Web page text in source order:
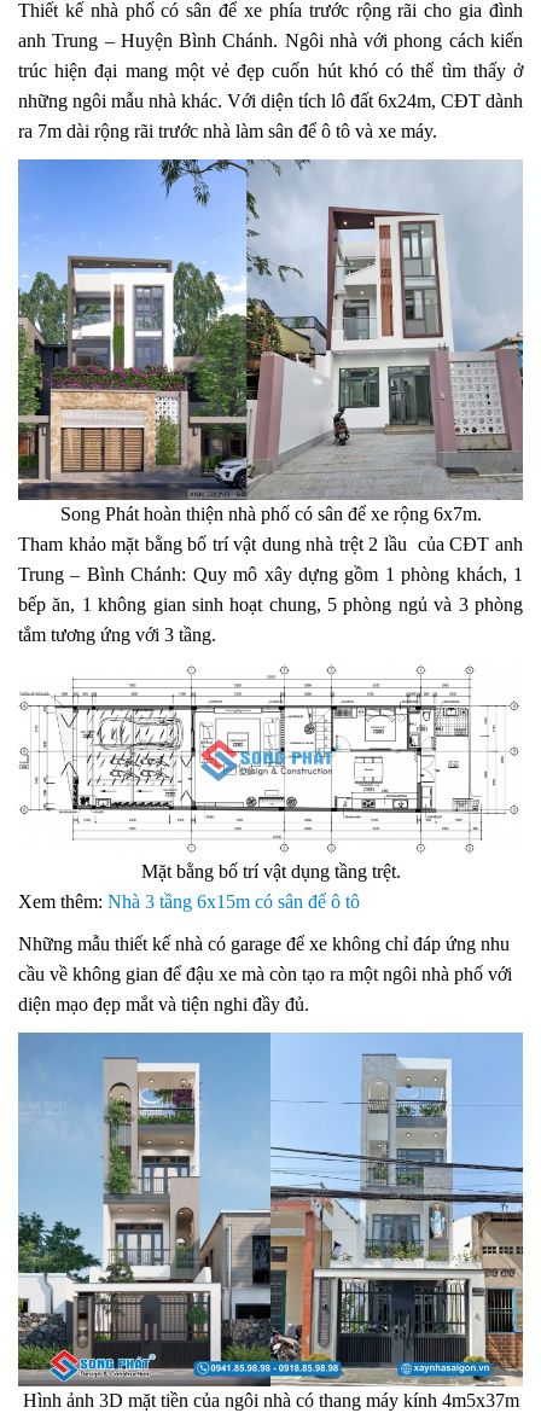
Thiết kế nhà phố có sân để xe phía trước rộng rãi cho gia đình
anh Trung – Huyện Bình Chánh. Ngôi nhà với phong cách kiến
trúc hiện đại mang một vẻ đẹp cuốn hút khó có thể tìm thấy ở
những ngôi mẫu nhà khác. Với diện tích lô đất 6x24m, CĐT dành
ra 7m dài rộng rãi trước nhà làm sân để ô tô và xe máy.
Song Phát hoàn thiện nhà phố có sân để xe rộng 6x7m.
Tham khảo mặt bằng bố trí vật dung nhà trệt 2 lầu của CĐT anh
Trung – Bình Chánh: Quy mô xây dựng gồm 1 phòng khách, 1
bếp ăn, 1 không gian sinh hoạt chung, 5 phòng ngủ và 3 phòng
tắm tương ứng với 3 tầng.
Mặt bằng bố trí vật dụng tầng trệt.
Xem thêm: Nhà 3 tầng 6x15m có sân để ô tô
Những mẫu thiết kế nhà có garage để xe không chỉ đáp ứng nhu
cầu về không gian để đậu xe mà còn tạo ra một ngôi nhà phố với
diện mạo đẹp mắt và tiện nghi đầy đủ.
Hình ảnh 3D mặt tiền của ngôi nhà có thang máy kính 4m5x37m